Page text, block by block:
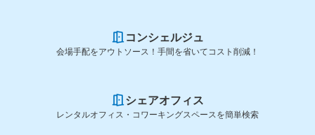
コンシェルジュ
会場手配をアウトソース！手間を省いてコスト削減！
シェアオフィス
レンタルオフィス・コワーキングスペースを簡単検索